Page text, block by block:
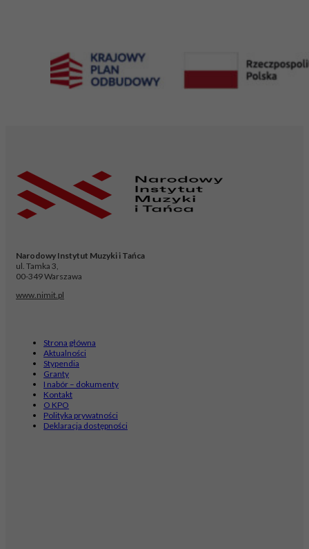
Narodowy Instytut Muzyki i Tańca
ul. Tamka 3,
00-349 Warszawa
www.nimit.pl
Strona główna
Aktualności
Stypendia
Granty
I nabór – dokumenty
Kontakt
O KPO
Polityka prywatności
Deklaracja dostępności